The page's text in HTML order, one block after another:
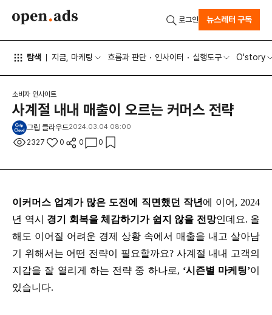
탐색 지금, 마케팅 흐름과 판단 인사이터 실행도구 O'story
로그인 뉴스레터 구독
소비자 인사이트
사계절 내내 매출이 오르는 커머스 전략
그립 클라우드2024.03.04 08:00
2327 0 0 0
이커머스 업계가 많은 도전에 직면했던 작년 에 이어, 2024
년 역시 경기 회복을 체감하기가 쉽지 않을 전망인데요. 올
해도 이어질 어려운 경제 상황 속에서 매출을 내고 살아남
기 위해서는 어떤 전략이 필요할까요? 사계절 내내 고객의
지갑을 잘 열리게 하는 전략 중 하나로, ‘시즌별 마케팅’이
있습니다.